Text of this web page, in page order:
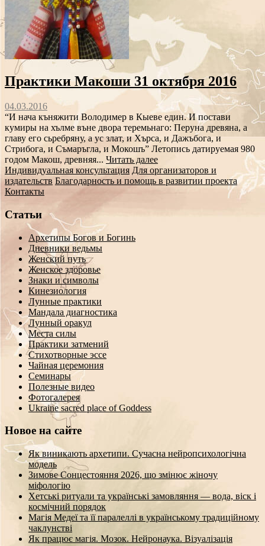
Практики Макоши 31 октября 2016
04.03.2016
“И нача къняжити Володимер в Кыеве един. И постави
кумиры на хълме въне двора теремьнаго: Перуна древяна, а
главу его сьребряну, а ус злат, и Хърса, и Дажъбога, и
Стрибога, и Съмаръгла, и Мокошъ” Летопись датируемая 980
годом Макош, древняя... Читать далее
Индивидуальная консультация Для организаторов и
издательств Благодарность и помощь в развитии проекта
Контакты
Статьи
Архетипы Богов и Богинь
Дневники ведьмы
Женский путь
Женское здоровье
Знаки и символы
Кинезиология
Лунные практики
Мандала диагностика
Лунный оракул
Места силы
Практики затмений
Стихотворные эссе
Чайная церемония
Семинары
Полезные видео
Фотогалерея
Ukraine sacred place of Goddess
Новое на сайте
Як виникають архетипи. Сучасна нейропсихологічна
модель
Зимове Сонцестояння 2026, що змінює жіночу
міфологію
Хетські ритуали та українські замовляння — вода, віск і
космічний порядок
Магія Медеї та її паралеллі в українському традиційному
чаклунстві
Як працює магія. Мозок. Нейронаука. Візуалізація